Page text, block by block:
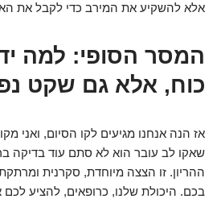
אלא להשקיע את המירב כדי לקבל את
המסר הסופי: למה
כוח, אלא גם שקט
אז הנה אנחנו מגיעים לקו הסיום, ואני
שאקו לב עובר הוא לא סתם עוד בדיקה
ההריון. זו הצצה מיוחדת, סקרנית
בכם. היכולת שלנו, כרופאים, להציע